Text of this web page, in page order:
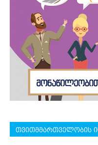
თვითმმართველობის